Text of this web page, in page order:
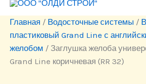
Главная / Водосточные системы /
пластиковый Grand Line с
желобом / Заглушка желоба
Grand Line коричневая (RR 32)